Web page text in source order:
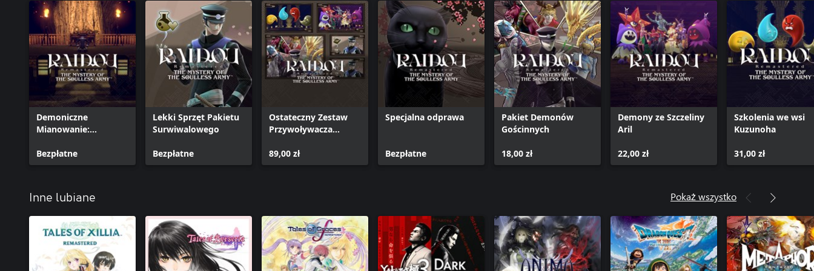
Demoniczne
Mianowanie:
Przywoływacza
Bezpłatne
Lekki Sprzęt Pakietu
Surwiwalowego
Bezpłatne
Ostateczny Zestaw
Przywoływacza
89,00 zł
Specjalna odprawa
Bezpłatne
Pakiet Demonów
Gościnnych
18,00 zł
Demony ze Szczeliny
Aril
22,00 zł
Szkolenia we wsi
Kuzunoha
31,00 zł
Inne lubiane Pokaż wszystko